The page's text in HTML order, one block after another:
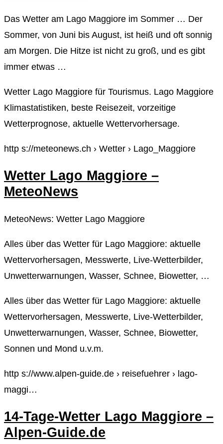
Das Wetter am Lago Maggiore im Sommer … Der
Sommer, von Juni bis August, ist heiß und oft sonnig
am Morgen. Die Hitze ist nicht zu groß, und es gibt
immer etwas …
Wetter Lago Maggiore für Tourismus. Lago Maggiore
Klimastatistiken, beste Reisezeit, vorzeitige
Wetterprognose, aktuelle Wettervorhersage.
http s://meteonews.ch › Wetter › Lago_Maggiore
Wetter Lago Maggiore –
MeteoNews
MeteoNews: Wetter Lago Maggiore
Alles über das Wetter für Lago Maggiore: aktuelle
Wettervorhersagen, Messwerte, Live-Wetterbilder,
Unwetterwarnungen, Wasser, Schnee, Biowetter, …
Alles über das Wetter für Lago Maggiore: aktuelle
Wettervorhersagen, Messwerte, Live-Wetterbilder,
Unwetterwarnungen, Wasser, Schnee, Biowetter,
Sonnen und Mond u.v.m.
http s://www.alpen-guide.de › reisefuehrer › lago-
maggi…
14-Tage-Wetter Lago Maggiore –
Alpen-Guide.de